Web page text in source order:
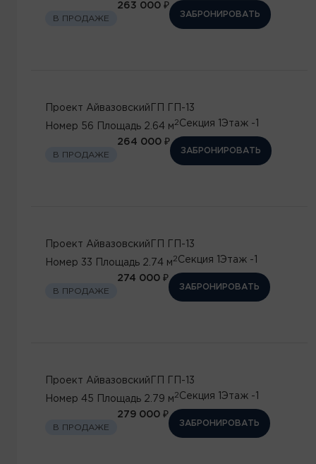
В ПРОДАЖЕ
263 000 ₽
ЗАБРОНИРОВАТЬ
Проект Айвазовский ГП-13
Номер 56 Площадь 2.64 м2Секция Этаж -1
В ПРОДАЖЕ
264 000 ₽
ЗАБРОНИРОВАТЬ
Проект Айвазовский ГП-13
Номер 33 Площадь 2.74 м2Секция Этаж -1
В ПРОДАЖЕ
274 000 ₽
ЗАБРОНИРОВАТЬ
Проект Айвазовский ГП-13
Номер 45 Площадь 2.79 м2Секция Этаж -1
В ПРОДАЖЕ
279 000 ₽
ЗАБРОНИРОВАТЬ